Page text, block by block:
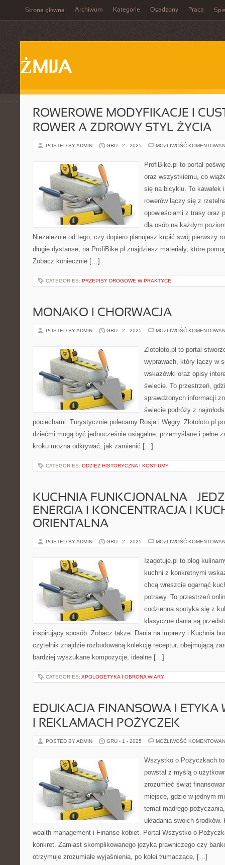
Strona główna Archiwum Kategorie Osadzony Praca
ŻMIJA
ROWEROWE MODYFIKACJE I
ROWER A ZDROWY STYL ŻYCIA
POSTED BY ADMIN GRU - 2 - 2025 MOŻLIWOŚĆ
ProfiBike.pl to portal
oraz wszystkiemu, co
się na bicyklu. To kawałek
rowerów łączy się z
opowieściami z trasy oraz
dla osób na każdym
Niezależnie od tego, czy dopiero planujesz kupić swój pierwszy
długie dystanse, na ProfiBike.pl znajdziesz materiały, które
Zobacz koniecznie […]
CATEGORIES: PRZEPISY DROGOWE W PRAKTYCE
MONAKO I CHORWACJA
POSTED BY ADMIN GRU - 2 - 2025 MOŻLIWOŚĆ
Zlotoloto.pl to portal
wyprawach, który łączy w
wskazówki oraz opisy
świecie. To przestrzeń,
sprawdzonych informacji
świecie podróży z
pociechami. Turystycznie polecamy Rosja i Węgry. Zlotoloto.pl
dziećmi mogą być jednocześnie osiągalne, przemyślane i pełne
kroku można odkrywać, jak zamienić […]
CATEGORIES: ODZIEŻ HISTORYCZNA I KOSTIUMY
KUCHNIA FUNKCJONALNA –
ENERGIA I KONCENTRACJA I
ORIENTALNA
POSTED BY ADMIN GRU - 2 - 2025 MOŻLIWOŚĆ
Izagotuje.pl to blog
kuchni z konkretnymi
chcą wreszcie ogarnąć
potrawy. To przestrzeń
codzienna spotyka się z
klasyczne dania są
inspirujący sposób. Zobacz także: Dania na imprezy i Kuchnia
czytelnik znajdzie rozbudowaną kolekcję receptur, obejmującą
bardziej wyszukane kompozycje, idealne […]
CATEGORIES: APOLOGETYKA I OBRONA WIARY
EDUKACJA FINANSOWA I ETYKA
I REKLAMACH POŻYCZEK
POSTED BY ADMIN GRU - 1 - 2025 MOŻLIWOŚĆ
Wszystko o Pożyczkach
powstał z myślą o
zrozumieć świat
miejsce, gdzie w jednym
temat mądrego
układania swoich
wealth management i Finanse kobiet. Portal Wszystko o
konkret. Zamiast skomplikowanego języka prawniczego czy
otrzymuje zrozumiałe wyjaśnienia, po kolei tłumaczące, […]